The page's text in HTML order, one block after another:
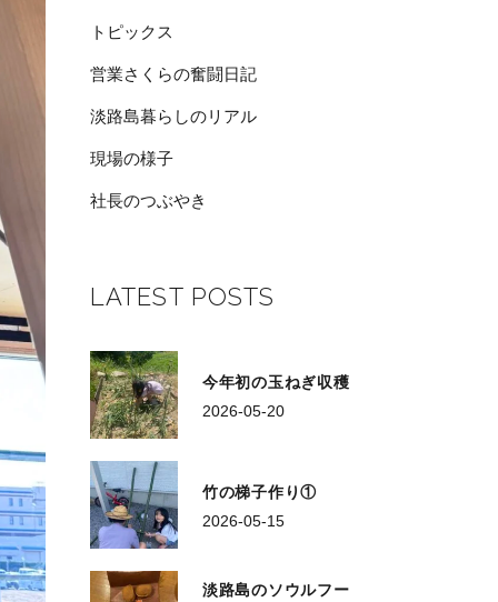
トピックス
営業さくらの奮闘日記
淡路島暮らしのリアル
現場の様子
社長のつぶやき
LATEST POSTS
今年初の玉ねぎ収穫
2026-05-20
竹の梯子作り①
2026-05-15
淡路島のソウルフー